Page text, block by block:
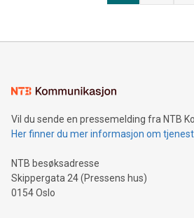
Vil du sende en pressemelding fra NTB
Her finner du mer informasjon om
NTB besøksadresse
Skippergata 24 (Pressens hus)
0154 Oslo